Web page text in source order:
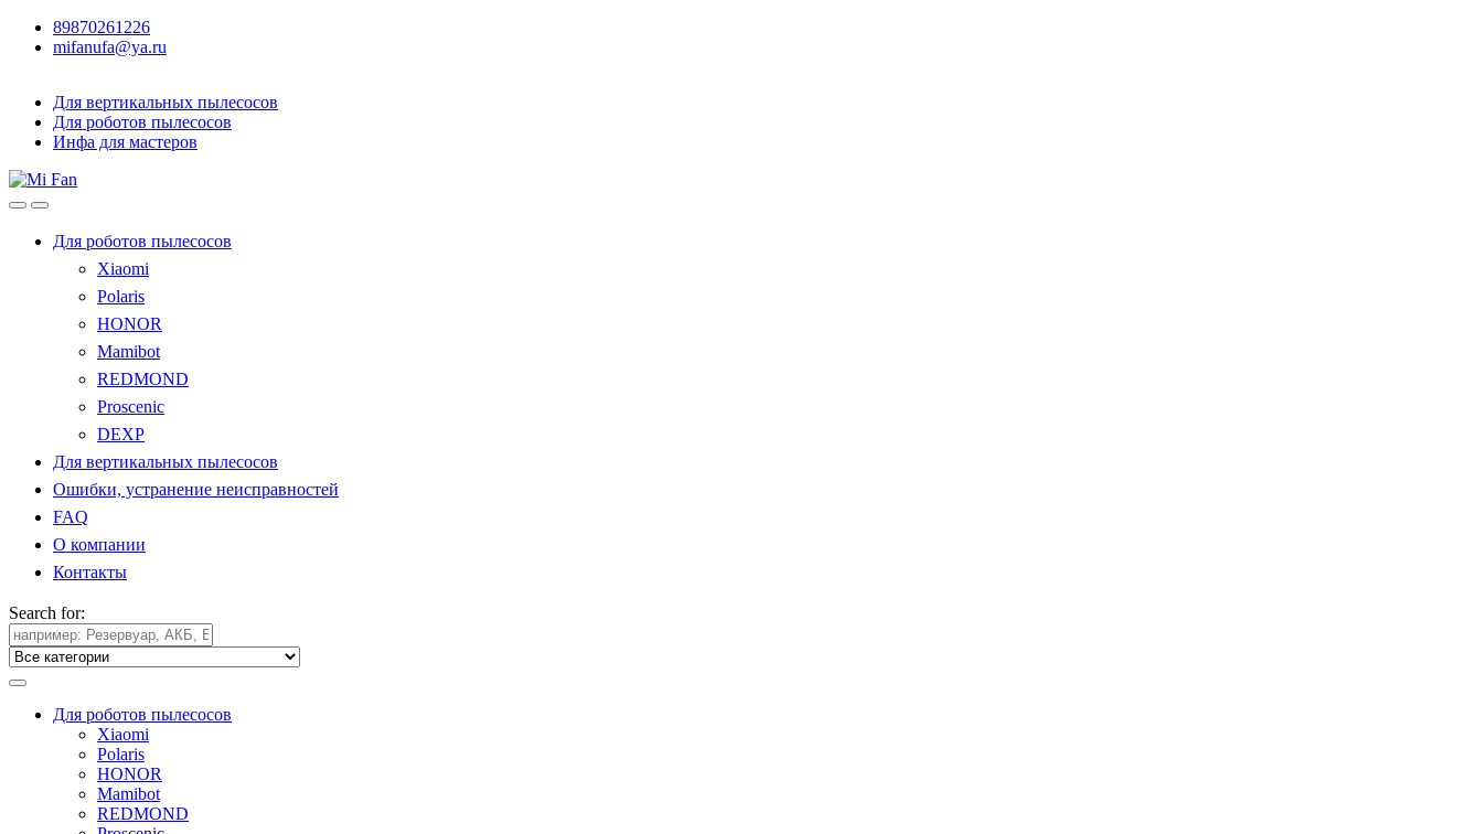
89870261226
mifanufa@ya.ru
Для вертикальных пылесосов
Для роботов пылесосов
Инфа для мастеров
Для роботов пылесосов
Xiaomi
Polaris
HONOR
Mamibot
REDMOND
Proscenic
DEXP
Для вертикальных пылесосов
Ошибки, устранение неисправностей
FAQ
О компании
Контакты
Search for:
Для роботов пылесосов
Xiaomi
Polaris
HONOR
Mamibot
REDMOND